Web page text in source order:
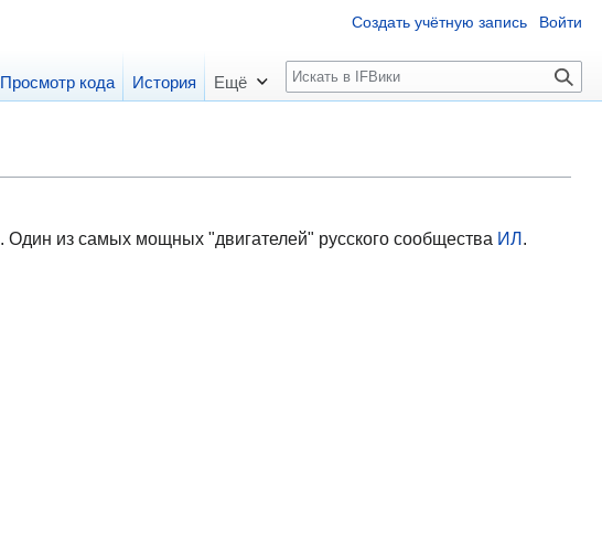
. Один из самых мощных "двигателей" русского сообщества ИЛ.
Создать учётную запись Войти
Просмотр кода История Ещё
П
о
к